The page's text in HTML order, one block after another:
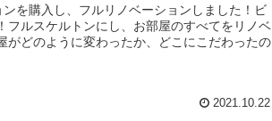
を購入し、フルリノベーションしました！ビ
フルスケルトンにし、お部屋のすべてをリノベ
がどのように変わったか、どこにこだわったの
2021.10.22